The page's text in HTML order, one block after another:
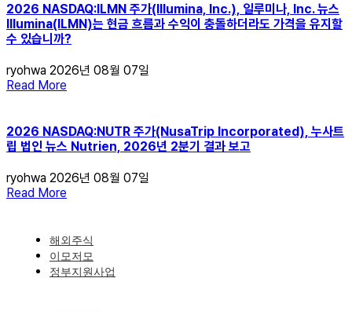
2026 NASDAQ:ILMN 주가(Illumina, Inc.), 일루미나, Inc. 뉴스
Illumina(ILMN)는 현금 흐름과 수익이 충돌하더라도 가격을 유지할
수 있습니까?
ryohwa 2026년 08월 07일
Read More
2026 NASDAQ:NUTR 주가(NusaTrip Incorporated), 누사트
립 법인 뉴스 Nutrien, 2026년 2분기 결과 보고
ryohwa 2026년 08월 07일
Read More
해외주식
이모저모
정부지원사업